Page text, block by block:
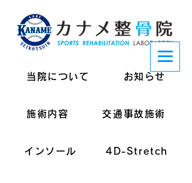
当院について お知らせ
施術内容 交通事故施術
インソール 4D-Stretch